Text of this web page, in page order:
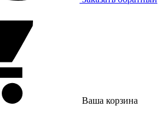
Ваша корзина